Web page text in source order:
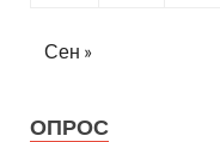
Сен »
ОПРОС